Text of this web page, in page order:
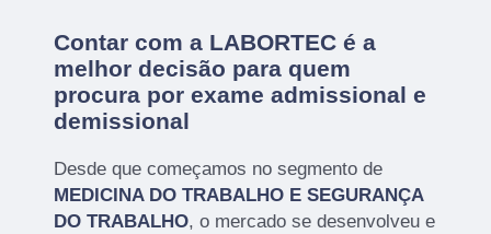
Contar com a LABORTEC é a
melhor decisão para quem
procura por exame admissional e
demissional
Desde que começamos no segmento de
MEDICINA DO TRABALHO E SEGURANÇA
DO TRABALHO, o mercado se desenvolveu e